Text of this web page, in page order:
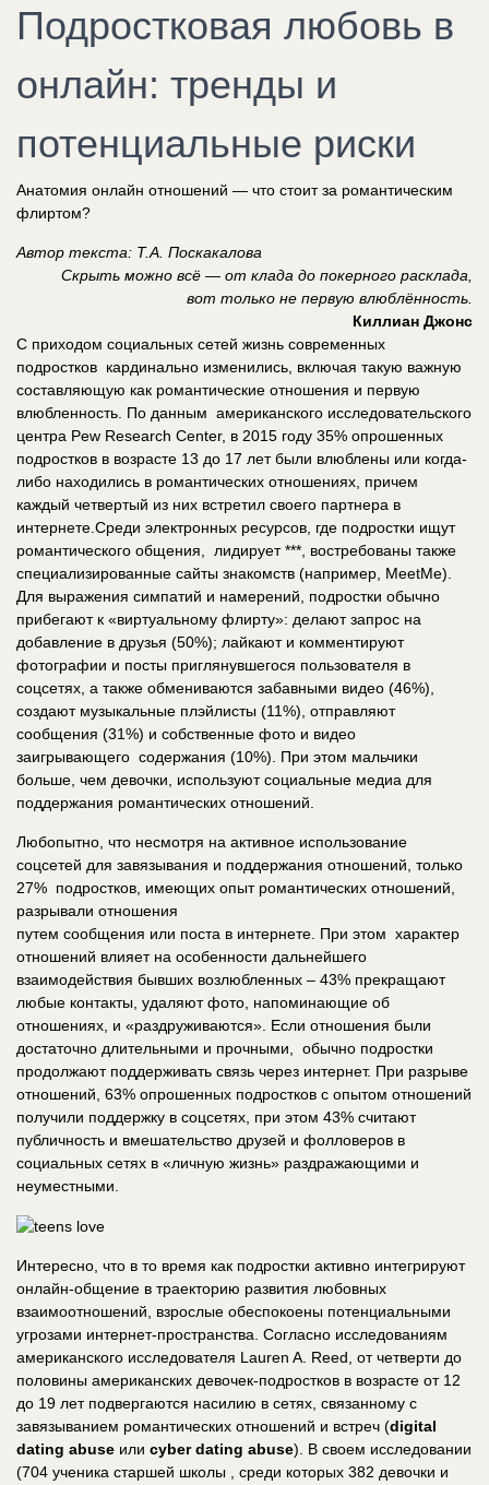
Подростковая любовь в
онлайн: тренды и
потенциальные риски
Анатомия онлайн отношений — что стоит за романтическим
флиртом?
Автор текста: Т.А. Поскакалова
Скрыть можно всё — от клада до покерного расклада,
вот только не первую влюблённость.
Киллиан Джонс
С приходом социальных сетей жизнь современных
подростков кардинально изменились, включая такую важную
составляющую как романтические отношения и первую
влюбленность. По данным американского исследовательского
центра Pew Research Center, в 2015 году 35% опрошенных
подростков в возрасте 13 до 17 лет были влюблены или когда-
либо находились в романтических отношениях, причем
каждый четвертый из них встретил своего партнера в
интернете.Среди электронных ресурсов, где подростки ищут
романтического общения, лидирует ***, востребованы также
специализированные сайты знакомств (например, MeetMe).
Для выражения симпатий и намерений, подростки обычно
прибегают к «виртуальному флирту»: делают запрос на
добавление в друзья (50%); лайкают и комментируют
фотографии и посты приглянувшегося пользователя в
соцсетях, а также обмениваются забавными видео (46%),
создают музыкальные плэйлисты (11%), отправляют
сообщения (31%) и собственные фото и видео
заигрывающего содержания (10%). При этом мальчики
больше, чем девочки, используют социальные медиа для
поддержания романтических отношений.
Любопытно, что несмотря на активное использование
соцсетей для завязывания и поддержания отношений, только
27% подростков, имеющих опыт романтических отношений,
разрывали отношения
путем сообщения или поста в интернете. При этом характер
отношений влияет на особенности дальнейшего
взаимодействия бывших возлюбленных – 43% прекращают
любые контакты, удаляют фото, напоминающие об
отношениях, и «раздруживаются». Если отношения были
достаточно длительными и прочными, обычно подростки
продолжают поддерживать связь через интернет. При разрыве
отношений, 63% опрошенных подростков с опытом отношений
получили поддержку в соцсетях, при этом 43% считают
публичность и вмешательство друзей и фолловеров в
социальных сетях в «личную жизнь» раздражающими и
неуместными.
Интересно, что в то время как подростки активно интегрируют
онлайн-общение в траекторию развития любовных
взаимоотношений, взрослые обеспокоены потенциальными
угрозами интернет-пространства. Согласно исследованиям
американского исследователя Lauren A. Reed, от четверти до
половины американских девочек-подростков в возрасте от 12
до 19 лет подвергаются насилию в сетях, связанному с
завязыванием романтических отношений и встреч (digital
dating abuse или cyber dating abuse). В своем исследовании
(704 ученика старшей школы , среди которых 382 девочки и